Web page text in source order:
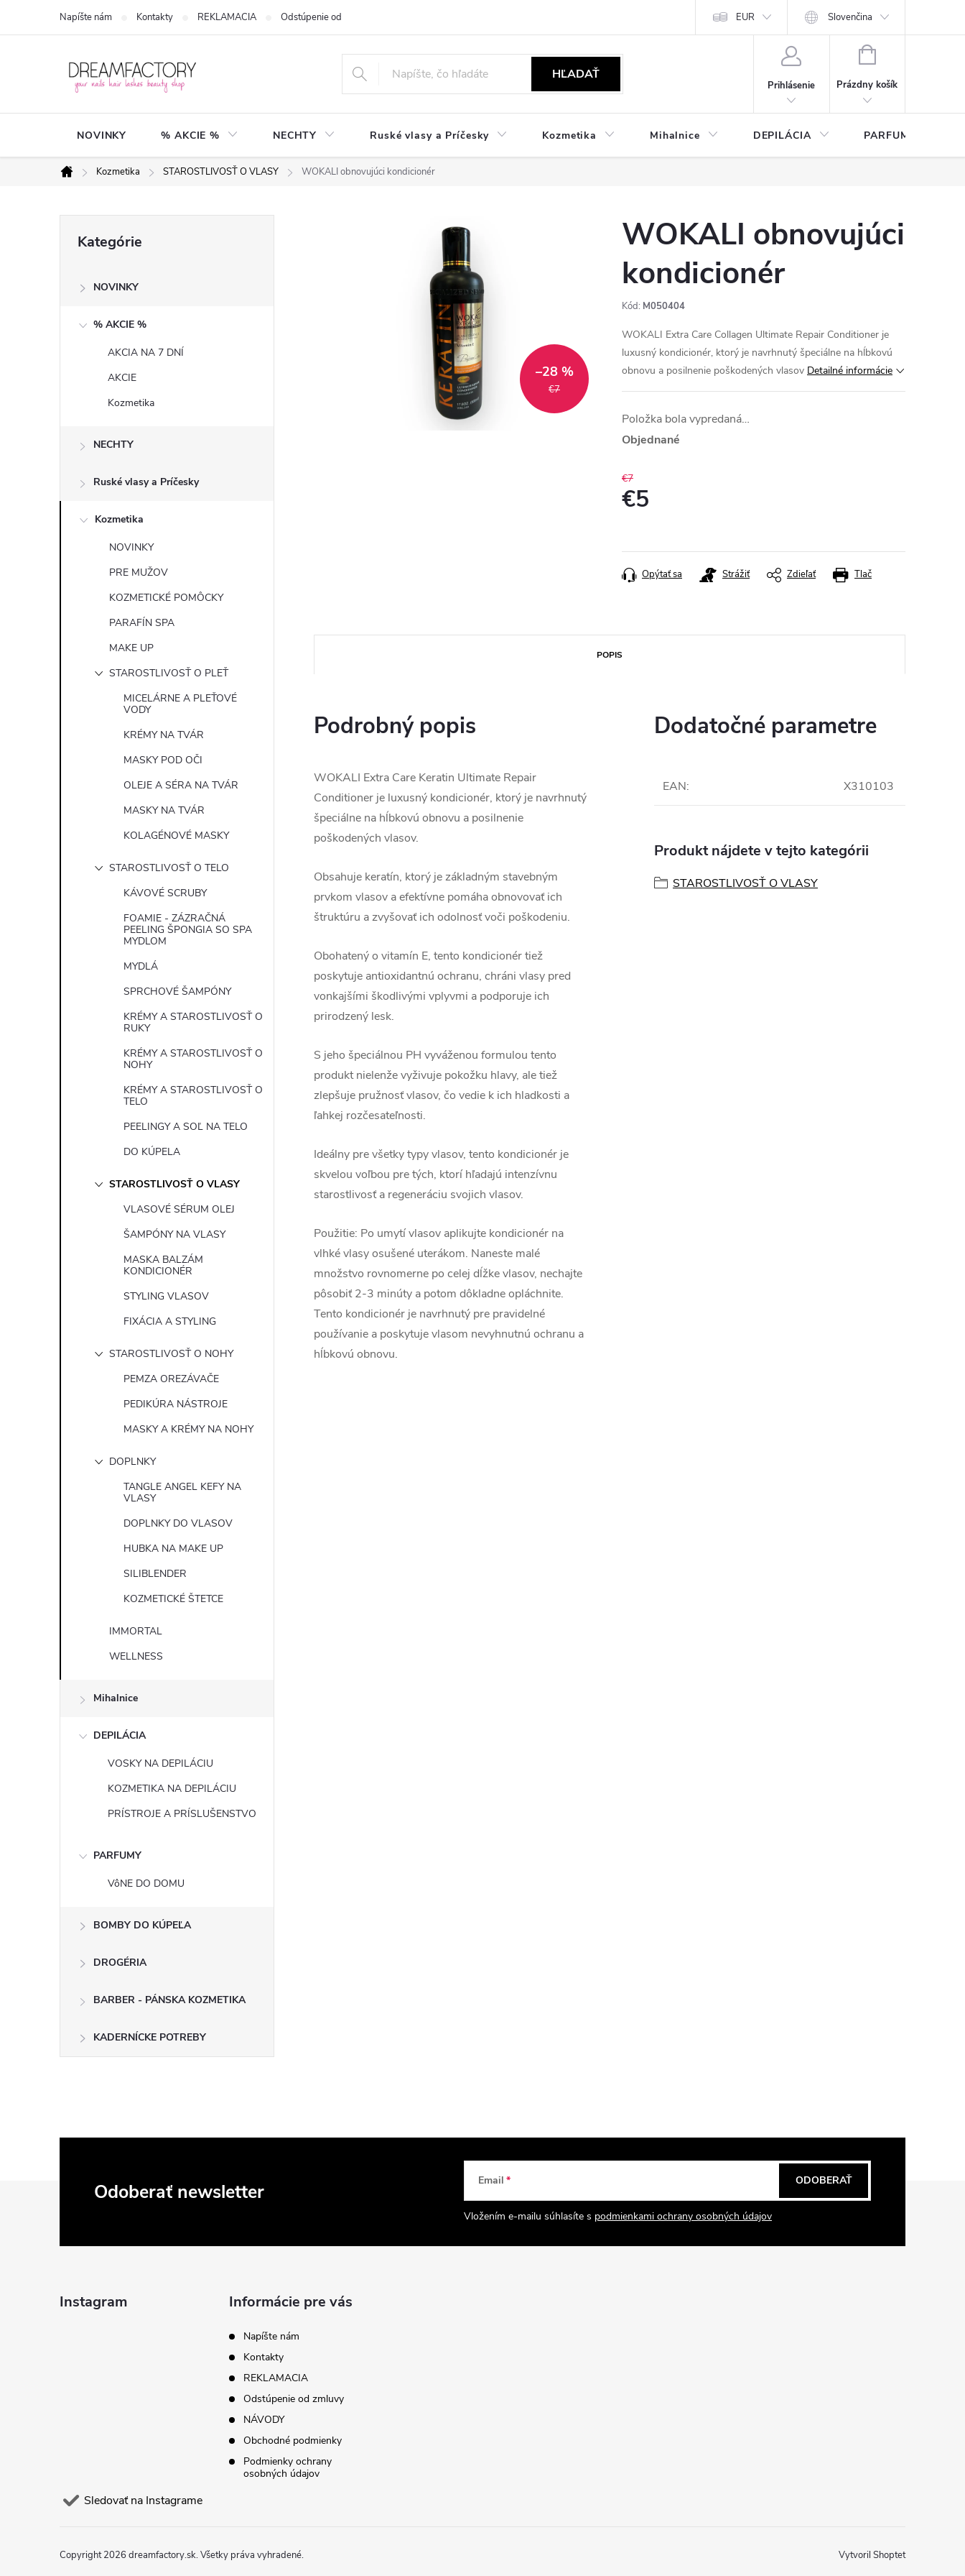
Napíšte nám Kontakty REKLAMACIA Odstúpenie od zmluvy Podmienky ochrany osobných údajov EUR Slovenčina
HĽADAŤ
Prihlásenie
NÁKUPNÝ
Prázdny košík
NOVINKY % AKCIE % NECHTY Ruské vlasy a Príčesky Kozmetika Mihalnice DEPILÁCIA PARFUMY
Domov
Kozmetika STAROSTLIVOSŤ O VLASY WOKALI obnovujúci kondicionér
kategórie
Kategórie
NOVINKY
% AKCIE %
AKCIA NA 7 DNÍ
AKCIE
Kozmetika
NECHTY
Ruské vlasy a Príčesky
Kozmetika
NOVINKY
PRE MUŽOV
KOZMETICKÉ POMÔCKY
PARAFÍN SPA
MAKE UP
STAROSTLIVOSŤ O PLEŤ
MICELÁRNE A PLEŤOVÉ
VODY
KRÉMY NA TVÁR
MASKY POD OČI
OLEJE A SÉRA NA TVÁR
MASKY NA TVÁR
KOLAGÉNOVÉ MASKY
STAROSTLIVOSŤ O TELO
KÁVOVÉ SCRUBY
FOAMIE - ZÁZRAČNÁ
PEELING ŠPONGIA SO SPA
MYDLOM
MYDLÁ
SPRCHOVÉ ŠAMPÓNY
KRÉMY A STAROSTLIVOSŤ O
RUKY
KRÉMY A STAROSTLIVOSŤ O
NOHY
KRÉMY A STAROSTLIVOSŤ O
TELO
PEELINGY A SOĽ NA TELO
DO KÚPELA
STAROSTLIVOSŤ O VLASY
VLASOVÉ SÉRUM OLEJ
ŠAMPÓNY NA VLASY
MASKA BALZÁM
KONDICIONÉR
STYLING VLASOV
FIXÁCIA A STYLING
STAROSTLIVOSŤ O NOHY
PEMZA OREZÁVAČE
PEDIKÚRA NÁSTROJE
MASKY A KRÉMY NA NOHY
DOPLNKY
TANGLE ANGEL KEFY NA
VLASY
DOPLNKY DO VLASOV
HUBKA NA MAKE UP
SILIBLENDER
KOZMETICKÉ ŠTETCE
IMMORTAL
WELLNESS
Mihalnice
DEPILÁCIA
VOSKY NA DEPILÁCIU
KOZMETIKA NA DEPILÁCIU
PRÍSTROJE A PRÍSLUŠENSTVO
PARFUMY
VôNE DO DOMU
BOMBY DO KÚPEĽA
DROGÉRIA
BARBER - PÁNSKA KOZMETIKA
KADERNÍCKE POTREBY
€7
–28 %
WOKALI obnovujúci
kondicionér
Kód: M050404
WOKALI Extra Care Collagen Ultimate Repair Conditioner je
luxusný kondicionér, ktorý je navrhnutý špeciálne na hĺbkovú
obnovu a posilnenie poškodených vlasov Detailné informácie
Položka bola vypredaná…
Objednané
€7
€5
Tlač
Opýtať sa Strážiť Zdieľať
POPIS
Podrobný popis
WOKALI Extra Care Keratin Ultimate Repair
Conditioner je luxusný kondicionér, ktorý je navrhnutý
špeciálne na hĺbkovú obnovu a posilnenie
poškodených vlasov.
Obsahuje keratín, ktorý je základným stavebným
prvkom vlasov a efektívne pomáha obnovovať ich
štruktúru a zvyšovať ich odolnosť voči poškodeniu.
Obohatený o vitamín E, tento kondicionér tiež
poskytuje antioxidantnú ochranu, chráni vlasy pred
vonkajšími škodlivými vplyvmi a podporuje ich
prirodzený lesk.
S jeho špeciálnou PH vyváženou formulou tento
produkt nielenže vyživuje pokožku hlavy, ale tiež
zlepšuje pružnosť vlasov, čo vedie k ich hladkosti a
ľahkej rozčesateľnosti.
Ideálny pre všetky typy vlasov, tento kondicionér je
skvelou voľbou pre tých, ktorí hľadajú intenzívnu
starostlivosť a regeneráciu svojich vlasov.
Použitie: Po umytí vlasov aplikujte kondicionér na
vlhké vlasy osušené uterákom. Naneste malé
množstvo rovnomerne po celej dĺžke vlasov, nechajte
pôsobiť 2-3 minúty a potom dôkladne opláchnite.
Tento kondicionér je navrhnutý pre pravidelné
používanie a poskytuje vlasom nevyhnutnú ochranu a
hĺbkovú obnovu.
Dodatočné parametre
EAN: X310103
Produkt nájdete v tejto kategórii
STAROSTLIVOSŤ O VLASY
Odoberať newsletter Email
Vložením e-mailu súhlasíte s podmienkami ochrany osobných údajov
ODOBERAŤ
Instagram
Sledovať na Instagrame
Informácie pre vás
Napíšte nám
Kontakty
REKLAMACIA
Odstúpenie od zmluvy
NÁVODY
Obchodné podmienky
Podmienky ochrany
osobných údajov
Vytvoril Shoptet
Copyright 2026 dreamfactory.sk. Všetky práva vyhradené.